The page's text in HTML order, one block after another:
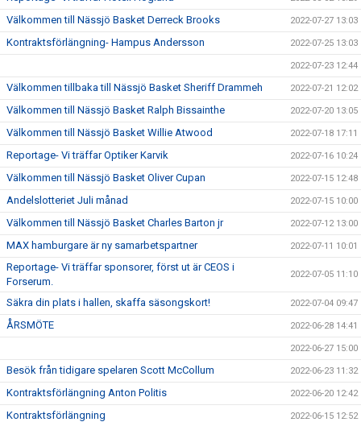
Välkommen till Nässjö Basket Derreck Brooks 2022-07-27 13:03
Kontraktsförlängning- Hampus Andersson 2022-07-25 13:03
2022-07-23 12:44
Välkommen tillbaka till Nässjö Basket Sheriff Drammeh 2022-07-21 12:02
Välkommen till Nässjö Basket Ralph Bissainthe 2022-07-20 13:05
Välkommen till Nässjö Basket Willie Atwood 2022-07-18 17:11
Reportage- Vi träffar Optiker Karvik 2022-07-16 10:24
Välkommen till Nässjö Basket Oliver Cupan 2022-07-15 12:48
Andelslotteriet Juli månad 2022-07-15 10:00
Välkommen till Nässjö Basket Charles Barton jr 2022-07-12 13:00
MAX hamburgare är ny samarbetspartner 2022-07-11 10:01
Reportage- Vi träffar sponsorer, först ut är CEOS i
Forserum.
2022-07-05 11:10
Säkra din plats i hallen, skaffa säsongskort! 2022-07-04 09:47
ÅRSMÖTE 2022-06-28 14:41
2022-06-27 15:00
Besök från tidigare spelaren Scott McCollum 2022-06-23 11:32
Kontraktsförlängning Anton Politis 2022-06-20 12:42
Kontraktsförlängning 2022-06-15 12:52